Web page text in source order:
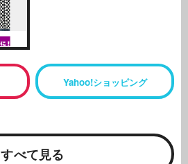
Yahoo!ショッピング
すべて見る